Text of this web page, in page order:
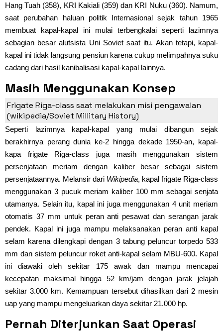
Hang Tuah (358), KRI Kakiali (359) dan KRI Nuku (360). Namum,
saat perubahan haluan politik Internasional sejak tahun 1965
membuat kapal-kapal ini mulai terbengkalai seperti lazimnya
sebagian besar alutsista Uni Soviet saat itu. Akan tetapi, kapal-
kapal ini tidak langsung pensiun karena cukup melimpahnya suku
cadang dari hasil kanibalisasi kapal-kapal lainnya.
Masih Menggunakan Konsep
Persenjataan Klasik
Frigate Riga-class saat melakukan misi pengawalan
(wikipedia/Soviet Millitary History)
Seperti lazimnya kapal-kapal yang mulai dibangun sejak
berakhirnya perang dunia ke-2 hingga dekade 1950-an, kapal-
kapa frigate Riga-class juga masih menggunakan sistem
persenjataan meriam dengan kaliber besar sebagai sistem
persenjataannya. Melansir dari Wikipedia, kapal frigate Riga-class
menggunakan 3 pucuk meriam kaliber 100 mm sebagai senjata
utamanya. Selain itu, kapal ini juga menggunakan 4 unit meriam
otomatis 37 mm untuk peran anti pesawat dan serangan jarak
pendek. Kapal ini juga mampu melaksanakan peran anti kapal
selam karena dilengkapi dengan 3 tabung peluncur torpedo 533
mm dan sistem peluncur roket anti-kapal selam MBU-600. Kapal
ini diawaki oleh sekitar 175 awak dan mampu mencapai
kecepatan maksimal hingga 52 km/jam dengan jarak jelajah
sekitar 3.000 km. Kemampuan tersebut dihasilkan dari 2 mesin
uap yang mampu mengeluarkan daya sekitar 21.000 hp.
Pernah Diterjunkan Saat Operasi